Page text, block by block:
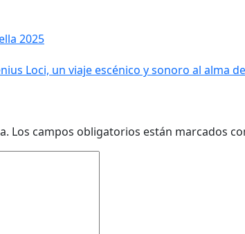
2025
Loci, un viaje escénico y sonoro al alma
Los campos obligatorios están marcados